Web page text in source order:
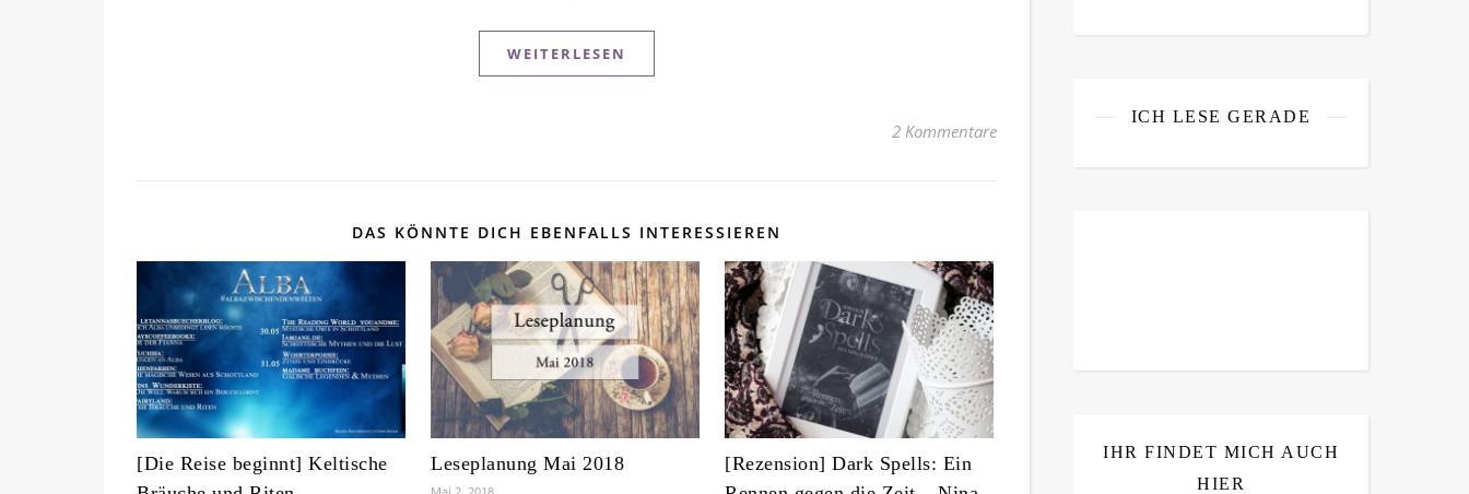
WEITERLESEN
2 Kommentare
DAS KÖNNTE DICH EBENFALLS INTERESSIEREN
[Die Reise beginnt] Keltische
Leseplanung Mai 2018
[Rezension] Dark Spells: Ein
ICH LESE GERADE
IHR FINDET MICH AUCH
HIER